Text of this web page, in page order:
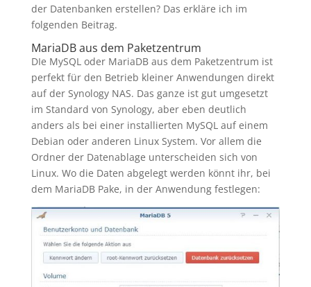
der Datenbanken erstellen? Das erkläre ich im
folgenden Beitrag.
MariaDB aus dem Paketzentrum
DIe MySQL oder MariaDB aus dem Paketzentrum ist
perfekt für den Betrieb kleiner Anwendungen direkt
auf der Synology NAS. Das ganze ist gut umgesetzt
im Standard von Synology, aber eben deutlich
anders als bei einer installierten MySQL auf einem
Debian oder anderen Linux System. Vor allem die
Ordner der Datenablage unterscheiden sich von
Linux. Wo die Daten abgelegt werden könnt ihr, bei
dem MariaDB Pake, in der Anwendung festlegen: